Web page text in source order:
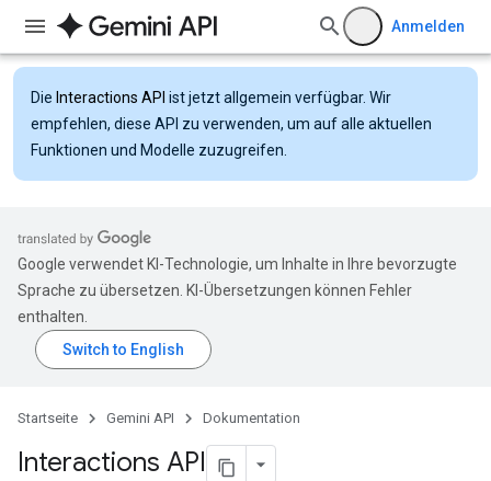
Anmelden
Die Interactions API ist jetzt allgemein verfügbar. Wir
empfehlen, diese API zu verwenden, um auf alle aktuellen
Funktionen und Modelle zuzugreifen.
Google verwendet KI-Technologie, um Inhalte in Ihre bevorzugte
Sprache zu übersetzen. KI-Übersetzungen können Fehler
enthalten.
Startseite Gemini API Dokumentation
Interactions API